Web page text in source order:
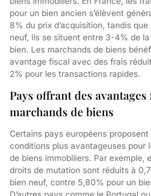
pour un bien ancien s’élèvent
8% du prix d’acquisition, tandis que
neuf, ils se situent entre 3-4% de
bien. Les marchands de biens
avantage fiscal avec des frais
2% pour les transactions rapides.
Pays offrant des
marchands de biens
Certains pays européens proposent
conditions plus avantageuses pour
de biens immobiliers. Par exemple,
droits de mutation sont réduits à
bien neuf, contre 5,80% pour un